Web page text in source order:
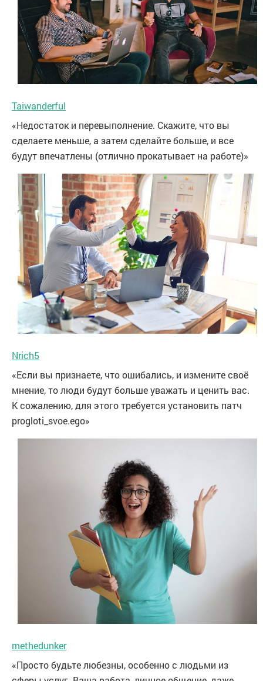
Taiwanderful
«Недостаток и перевыполнение. Скажите, что вы
сделаете меньше, а затем сделайте больше, и все
будут впечатлены (отлично прокатывает на работе)»
Nrich5
«Если вы признаете, что ошибались, и измените своё
мнение, то люди будут больше уважать и ценить вас.
К сожалению, для этого требуется установить патч
progloti_svoe.ego»
methedunker
«Просто будьте любезны, особенно с людьми из